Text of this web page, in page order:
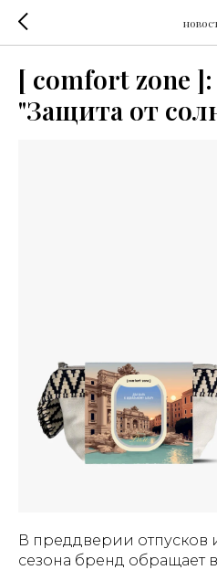
[ comfort zone
"Защита от
В преддверии отпусков
сезона бренд обращает